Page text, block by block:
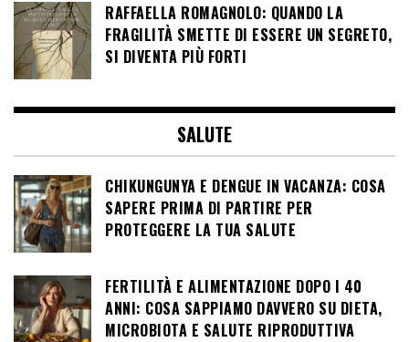
RAFFAELLA ROMAGNOLO: QUANDO LA
FRAGILITÀ SMETTE DI ESSERE UN SEGRETO,
SI DIVENTA PIÙ FORTI
SALUTE
CHIKUNGUNYA E DENGUE IN VACANZA: COSA
SAPERE PRIMA DI PARTIRE PER
PROTEGGERE LA TUA SALUTE
FERTILITÀ E ALIMENTAZIONE DOPO I 40
ANNI: COSA SAPPIAMO DAVVERO SU DIETA,
MICROBIOTA E SALUTE RIPRODUTTIVA